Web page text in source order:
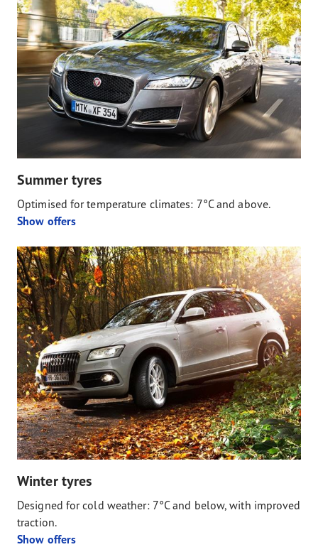
Summer tyres
Optimised for temperature climates: 7°C and above.
Show offers
Winter tyres
Designed for cold weather: 7°C and below, with improved
traction.
Show offers